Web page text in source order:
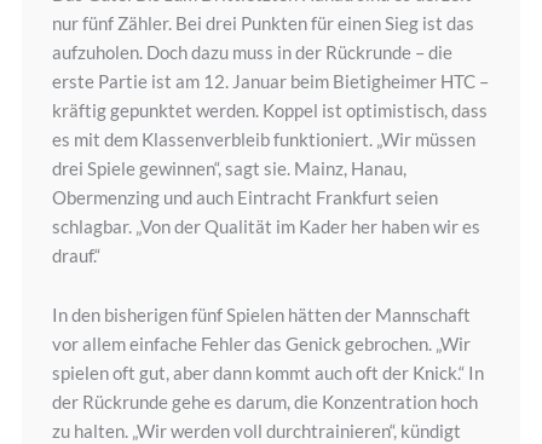
nur fünf Zähler. Bei drei Punkten für einen Sieg ist das
aufzuholen. Doch dazu muss in der Rückrunde – die
erste Partie ist am 12. Januar beim Bietigheimer HTC –
kräftig gepunktet werden. Koppel ist optimistisch, dass
es mit dem Klassenverbleib funktioniert. „Wir müssen
drei Spiele gewinnen“, sagt sie. Mainz, Hanau,
Obermenzing und auch Eintracht Frankfurt seien
schlagbar. „Von der Qualität im Kader her haben wir es
drauf.“
In den bisherigen fünf Spielen hätten der Mannschaft
vor allem einfache Fehler das Genick gebrochen. „Wir
spielen oft gut, aber dann kommt auch oft der Knick.“ In
der Rückrunde gehe es darum, die Konzentration hoch
zu halten. „Wir werden voll durchtrainieren“, kündigt